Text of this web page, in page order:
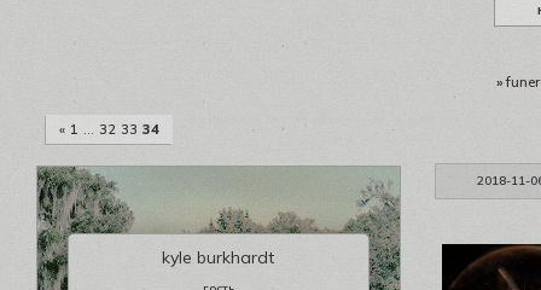
»
« 1 … 32 33 34
2018-11-
kyle burkhardt